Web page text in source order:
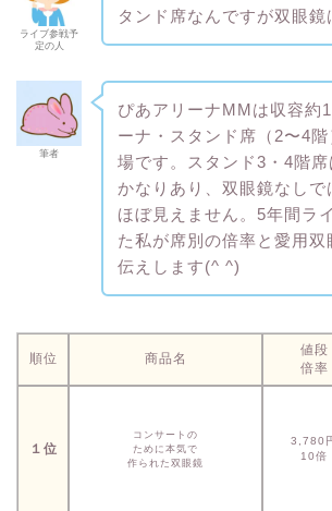
ライブ参戦予
定の人
タンド席なんですが双眼鏡
筆者
ぴあアリーナMMは収容約
ーナ・スタンド席（2〜4
場です。スタンド3・4階
かなりあり、双眼鏡なしで
ほぼ見えません。5年間ラ
た私が席別の倍率と愛用双
伝えします(^ ^)
順位 商品名
値段
倍率
１位
コンサートの
ために本気で
作られた双眼鏡
3,780
10倍